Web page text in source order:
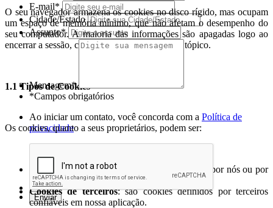
E-mail*
Cidade/Estado
Assunto*
Mensagem*
*Campos obrigatórios
Ao iniciar um contato, você concorda com a Política de
privacidade
O seu navegador armazena os cookies no disco rígido, mas ocupam
um espaço de memória mínimo, que não afetam o desempenho do
seu computador. A maioria das informações são apagadas logo ao
encerrar a sessão, como você verá no próximo tópico.
1.1 Tipos de Cookies
Os cookies, quanto a seus proprietários, podem ser:
Cookies proprietários
: são cookies definidos por nós ou por
terceiros em nosso nome;
Cookies de terceiros: são cookies definidos por terceiros
confiáveis em nossa aplicação.